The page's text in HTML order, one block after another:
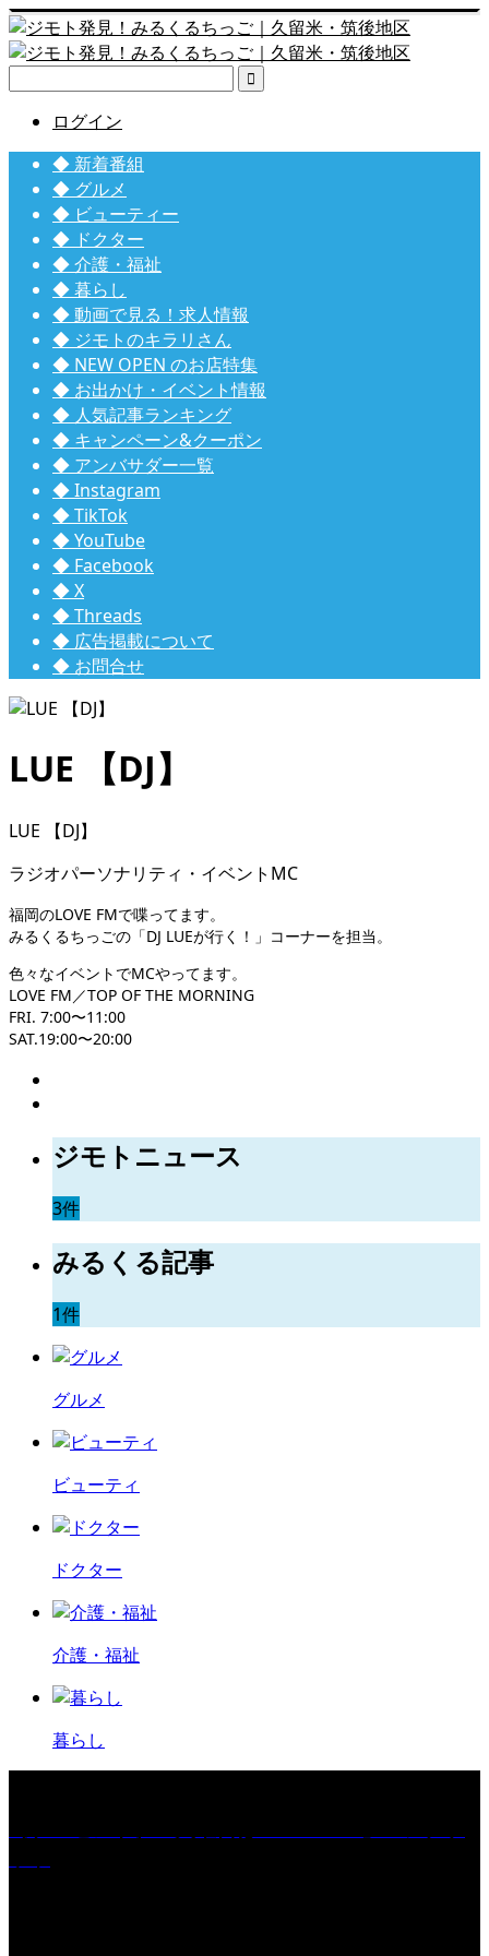

ログイン
◆ 新着番組
◆ グルメ
◆ ビューティー
◆ ドクター
◆ 介護・福祉
◆ 暮らし
◆ 動画で見る！求人情報
◆ ジモトのキラリさん
◆ NEW OPEN のお店特集
◆ お出かけ・イベント情報
◆ 人気記事ランキング
◆ キャンペーン&クーポン
◆ アンバサダー一覧
◆ Instagram
◆ TikTok
◆ YouTube
◆ Facebook
◆ X
◆ Threads
◆ 広告掲載について
◆ お問合せ
LUE 【DJ】
LUE 【DJ】
ラジオパーソナリティ・イベントMC
福岡のLOVE FMで喋ってます。
みるくるちっごの「DJ LUEが行く！」コーナーを担当。
色々なイベントでMCやってます。
LOVE FM／TOP OF THE MORNING
FRI. 7:00〜11:00
SAT.19:00〜20:00
ジモトニュース
3件
みるくる記事
1件
グルメ
ビューティ
ドクター
介護・福祉
暮らし